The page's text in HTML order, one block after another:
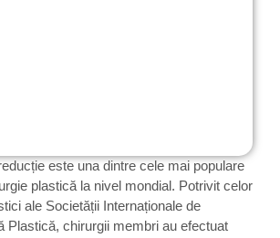
este una dintre cele mai populare
plastică la nivel mondial. Potrivit celor
ale Societății Internaționale de
Plastică, chirurgii membri au efectuat